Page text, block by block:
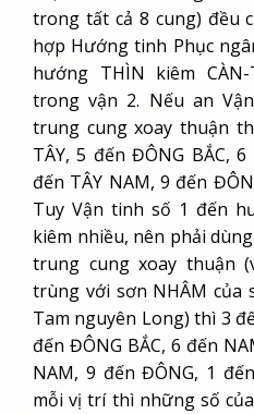
trong tất cả 8 cung) đều
hợp Hướng tinh Phục
hướng THÌN kiêm
trong vận 2. Nếu an
trung cung xoay thuận
TÂY, 5 đến ĐÔNG BẮC,
đến TÂY NAM, 9 đến
Tuy Vận tinh số 1 đến
kiêm nhiều, nên phải
trung cung xoay thuận
trùng với sơn NHÂM của
Tam nguyên Long) thì 3
đến ĐÔNG BẮC, 6 đến
NAM, 9 đến ĐÔNG, 1
mỗi vị trí thì những số